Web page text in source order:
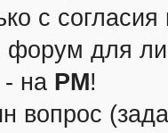
с
форум для
на PM!
вопрос